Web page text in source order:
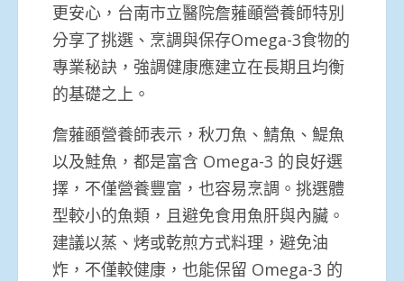
更安心，台南市立醫院詹蕥顄營養師特別
分享了挑選、烹調與保存Omega-3食物的
專業秘訣，強調健康應建立在長期且均衡
的基礎之上。
詹蕥顄營養師表示，秋刀魚、鯖魚、鯷魚
以及鮭魚，都是富含 Omega-3 的良好選
擇，不僅營養豐富，也容易烹調。挑選體
型較小的魚類，且避免食用魚肝與內臟。
建議以蒸、烤或乾煎方式料理，避免油
炸，不僅較健康，也能保留 Omega-3 的